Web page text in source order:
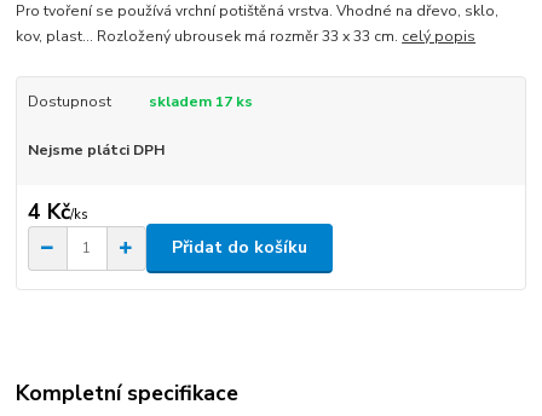
Pro tvoření se používá vrchní potištěná vrstva. Vhodné na dřevo, sklo,
kov, plast... Rozložený ubrousek má rozměr 33 x 33 cm. celý popis
Dostupnost skladem 17 ks
Nejsme plátci DPH
4 Kč/ks
Přidat do košíku
Kompletní specifikace